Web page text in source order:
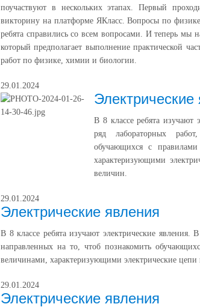
поучаствуют в нескольких этапах. Первый
викторину на платформе ЯКласс. Вопросы по
ребята справились со всем вопросами. И теперь мы
который предполагает выполнение практической
работ по физике, химии и биологии.
29.01.2024
Электрические
В 8 классе ребята изучают
ряд лабораторных
обучающихся с
характеризующими
величин.
29.01.2024
Электрические явления
В 8 классе ребята изучают электрические явления.
направленных на то, чтоб познакомить
величинами, характеризующими электрические
29.01.2024
Электрические явления